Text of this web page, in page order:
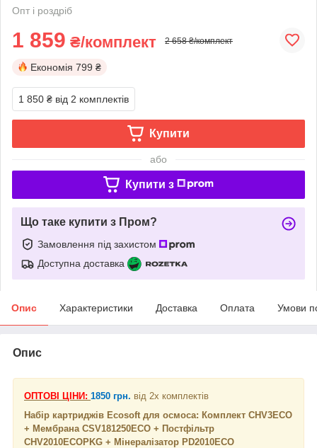
Опт і роздріб
1 859 ₴/комплект 2 658 ₴/комплект
Економія 799 ₴
1 850 ₴ від 2 комплектів
Купити
або
Купити з
Що таке купити з Пром?
Замовлення під захистом
Доступна доставка
Опис Характеристики Доставка Оплата Умови
Опис
ОПТОВ І ЦІНИ: 1850 грн. від 2х комплектів
Набір картриджів Ecosoft для осмоса: Комплект CHV3ECO
+ Мембрана CSV181250ECO + Постфільтр
CHV2010ECOPKG + Мінералізатор PD2010ECO